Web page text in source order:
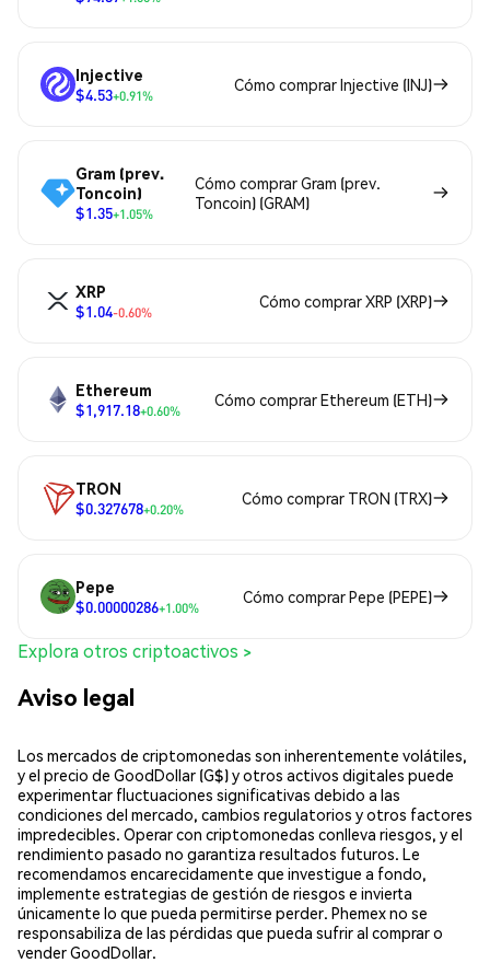
Injective
$4.53+0.91%
Cómo comprar Injective (INJ)
Gram (prev.
Toncoin)
$1.35+1.05%
Cómo comprar Gram (prev.
Toncoin) (GRAM)
XRP
$1.04-0.60%
Cómo comprar XRP (XRP)
Ethereum
$1,917.18+0.60%
Cómo comprar Ethereum (ETH)
TRON
$0.327678+0.20%
Cómo comprar TRON (TRX)
Pepe
$0.00000286+1.00%
Cómo comprar Pepe (PEPE)
Explora otros criptoactivos >
Aviso legal
Los mercados de criptomonedas son inherentemente volátiles,
y el precio de GoodDollar (G$) y otros activos digitales puede
experimentar fluctuaciones significativas debido a las
condiciones del mercado, cambios regulatorios y otros factores
impredecibles. Operar con criptomonedas conlleva riesgos, y el
rendimiento pasado no garantiza resultados futuros. Le
recomendamos encarecidamente que investigue a fondo,
implemente estrategias de gestión de riesgos e invierta
únicamente lo que pueda permitirse perder. Phemex no se
responsabiliza de las pérdidas que pueda sufrir al comprar o
vender GoodDollar.